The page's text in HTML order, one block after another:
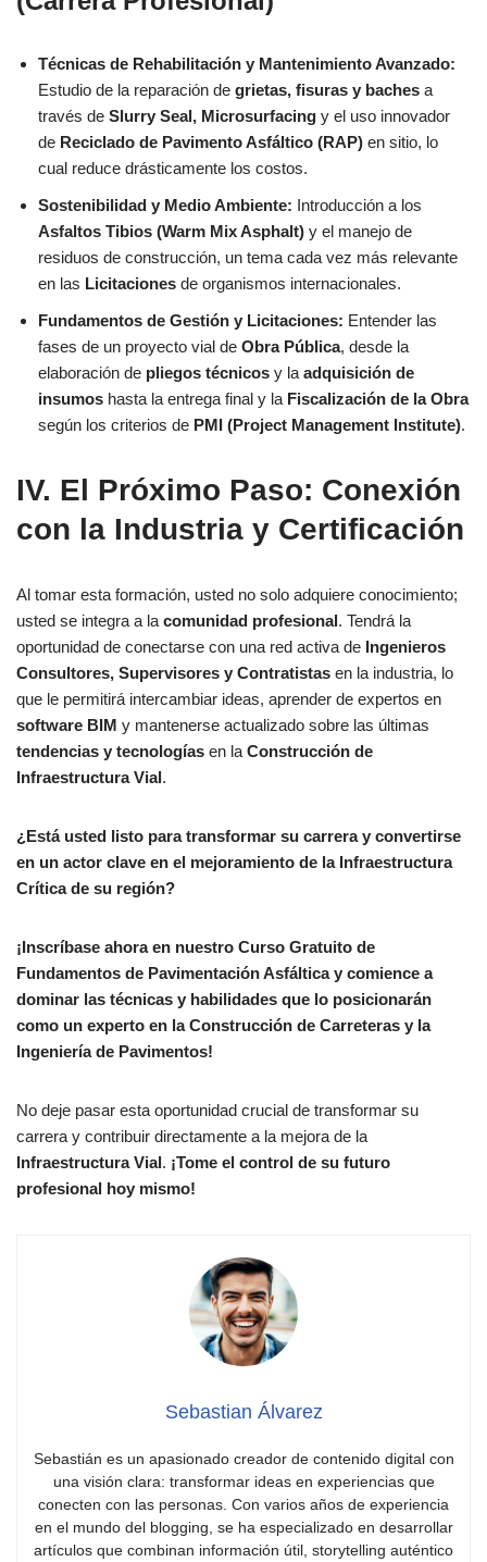
Técnicas de Rehabilitación y Mantenimiento Avanzado:
Estudio de la reparación de grietas, fisuras y baches a
través de Slurry Seal, Microsurfacing y el uso innovador
de Reciclado de Pavimento Asfáltico (RAP) en sitio, lo
cual reduce drásticamente los costos.
Sostenibilidad y Medio Ambiente: Introducción a los
Asfaltos Tibios (Warm Mix Asphalt) y el manejo de
residuos de construcción, un tema cada vez más relevante
en las Licitaciones de organismos internacionales.
Fundamentos de Gestión y Licitaciones: Entender las
fases de un proyecto vial de Obra Pública, desde la
elaboración de pliegos técnicos y la adquisición de
insumos hasta la entrega final y la Fiscalización de la Obra
según los criterios de PMI (Project Management Institute).
IV. El Próximo Paso: Conexión
con la Industria y Certificación
Al tomar esta formación, usted no solo adquiere conocimiento;
usted se integra a la comunidad profesional. Tendrá la
oportunidad de conectarse con una red activa de Ingenieros
Consultores, Supervisores y Contratistas en la industria, lo
que le permitirá intercambiar ideas, aprender de expertos en
software BIM y mantenerse actualizado sobre las últimas
tendencias y tecnologías en la Construcción de
Infraestructura Vial.
¿Está usted listo para transformar su carrera y convertirse
en un actor clave en el mejoramiento de la Infraestructura
Crítica de su región?
¡Inscríbase ahora en nuestro Curso Gratuito de
Fundamentos de Pavimentación Asfáltica y comience a
dominar las técnicas y habilidades que lo posicionarán
como un experto en la Construcción de Carreteras y la
Ingeniería de Pavimentos!
No deje pasar esta oportunidad crucial de transformar su
carrera y contribuir directamente a la mejora de la
Infraestructura Vial. ¡Tome el control de su futuro
profesional hoy mismo!
Sebastian Álvarez
Sebastián es un apasionado creador de contenido digital con
una visión clara: transformar ideas en experiencias que
conecten con las personas. Con varios años de experiencia
en el mundo del blogging, se ha especializado en desarrollar
artículos que combinan información útil, storytelling auténtico